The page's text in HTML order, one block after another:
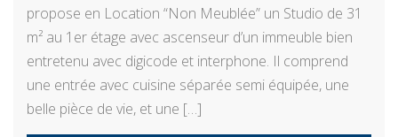
propose en Location “Non Meublée” un Studio de 31
m² au 1er étage avec ascenseur d’un immeuble bien
entretenu avec digicode et interphone. Il comprend
une entrée avec cuisine séparée semi équipée, une
belle pièce de vie, et une […]